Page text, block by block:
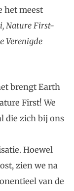
het meest
Nature First-
Verenigde
brengt Earth
First! We
die zich bij ons
Hoewel
zien we na
van de